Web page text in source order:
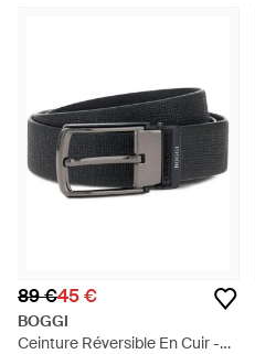
89 €45 €
BOGGI
Ceinture Réversible En Cuir -